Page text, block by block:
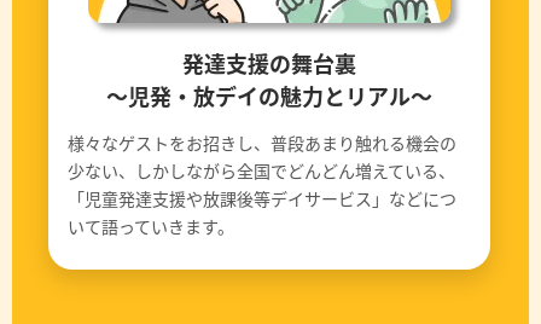
発達支援の舞台裏
〜児発・放デイの魅力とリアル〜
様々なゲストをお招きし、普段あまり触れる機会の
少ない、しかしながら全国でどんどん増えている、
「児童発達支援や放課後等デイサービス」などにつ
いて語っていきます。